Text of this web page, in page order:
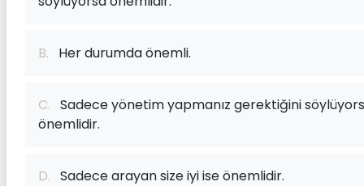
B. Her durumda önemli.
C. Sadece yönetim yapmanız gerektiğini
önemlidir.
D. Sadece arayan size iyi ise önemlidir.